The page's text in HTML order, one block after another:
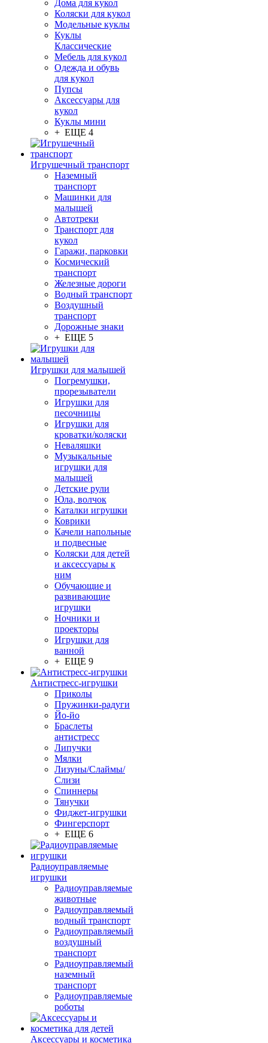
Дома для кукол
Коляски для кукол
Модельные куклы
Куклы
Классические
Мебель для кукол
Одежда и обувь
для кукол
Пупсы
Аксессуары для
кукол
Куклы мини
+ ЕЩЕ 4
Игрушечный транспорт
Наземный
транспорт
Машинки для
малышей
Автотреки
Транспорт для
кукол
Гаражи, парковки
Космический
транспорт
Железные дороги
Водный транспорт
Воздушный
транспорт
Дорожные знаки
+ ЕЩЕ 5
Игрушки для малышей
Погремушки,
прорезыватели
Игрушки для
песочницы
Игрушки для
кроватки/коляски
Неваляшки
Музыкальные
игрушки для
малышей
Детские рули
Юла, волчок
Каталки игрушки
Коврики
Качели напольные
и подвесные
Коляски для детей
и аксессуары к
ним
Обучающие и
развивающие
игрушки
Ночники и
проекторы
Игрушки для
ванной
+ ЕЩЕ 9
Антистресс-игрушки
Приколы
Пружинки-радуги
Йо-йо
Браслеты
антистресс
Липучки
Мялки
Лизуны/Слаймы/
Слизи
Спиннеры
Тянучки
Фиджет-игрушки
Фингерспорт
+ ЕЩЕ 6
Радиоуправляемые
игрушки
Радиоуправляемые
животные
Радиоуправляемый
водный транспорт
Радиоуправляемый
воздушный
транспорт
Радиоуправляемый
наземный
транспорт
Радиоуправляемые
роботы
Аксессуары и косметика